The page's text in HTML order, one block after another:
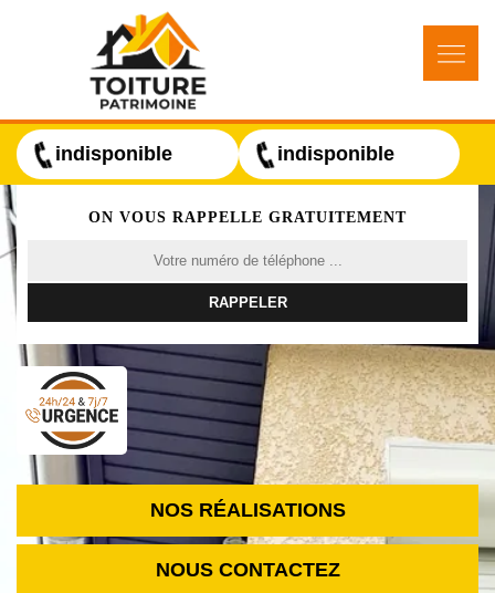
indisponible indisponible
ON VOUS RAPPELLE GRATUITEMENT
NOS RÉALISATIONS
NOUS CONTACTEZ